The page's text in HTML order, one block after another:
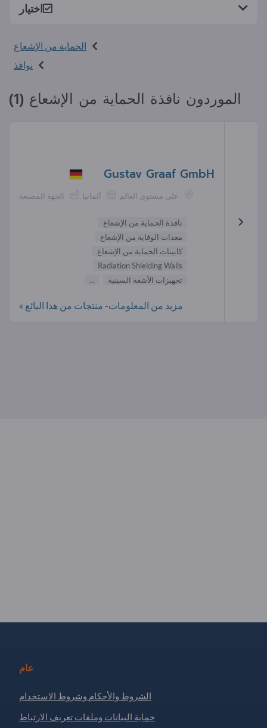
اختيار
الحماية من الإشعاع
نوافذ
الموردون نافذة الحماية من الإشعاع (1)
Gustav Graaf GmbH
الجهة المصنعة ألمانيا على مستوى العالم
نافذة الحماية من الإشعاع
معدات الوقاية من الإشعاع
كابينات الحماية من الإشعاع
Radiation Shielding Walls
تجهيزات الأشعة السينية
...
مزيد من المعلومات- منتجات من هذا البائع »
عام
الشروط والأحكام وشروط الاستخدام
حماية البيانات وملفات تعريف الارتباط